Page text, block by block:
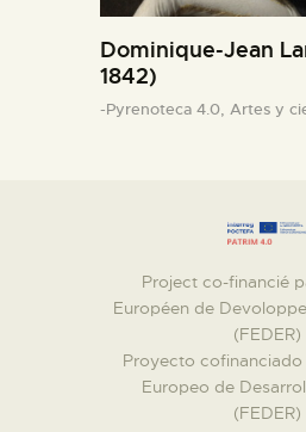
Dominique-Jean
1842)
-Pyrenoteca 4.0, Artes y
Project co-financié
Européen de
(FEDER)
Proyecto
Europeo de
(FEDER)